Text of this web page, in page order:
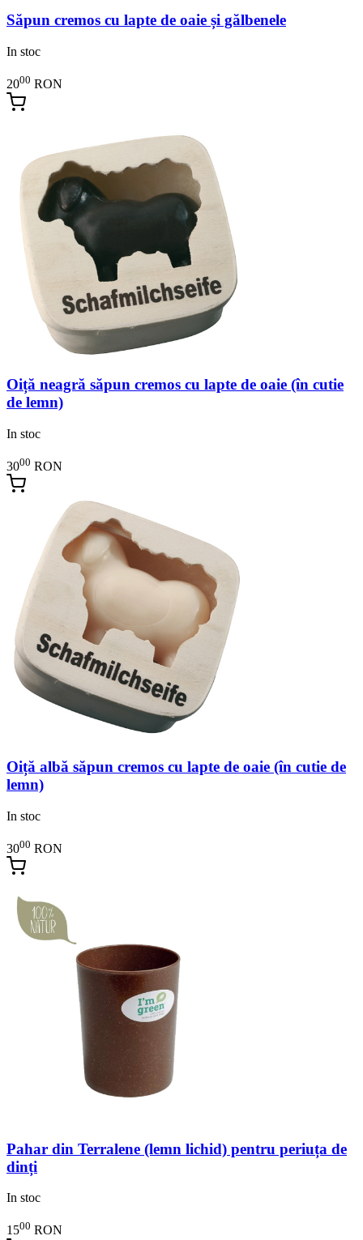
Săpun cremos cu lapte de oaie și gălbenele
In stoc
2000 RON
Oiță neagră săpun cremos cu lapte de oaie (în cutie
de lemn)
In stoc
3000 RON
Oiță albă săpun cremos cu lapte de oaie (în cutie de
lemn)
In stoc
3000 RON
Pahar din Terralene (lemn lichid) pentru periuța de
dinți
In stoc
1500 RON